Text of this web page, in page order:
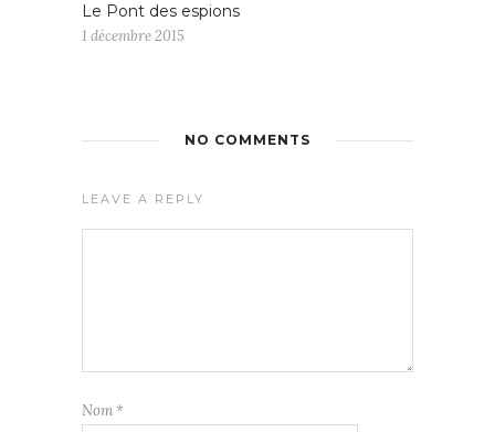
Le Pont des espions
1 décembre 2015
NO COMMENTS
LEAVE A REPLY
Nom *